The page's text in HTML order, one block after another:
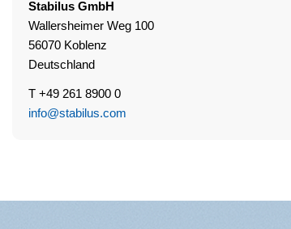
Stabilus GmbH
Wallersheimer Weg 100
56070 Koblenz
Deutschland
T +49 261 8900 0
info@stabilus.com